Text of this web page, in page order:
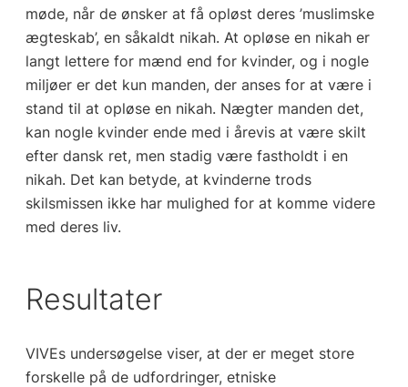
møde, når de ønsker at få opløst deres ’muslimske
ægteskab’, en såkaldt nikah. At opløse en nikah er
langt lettere for mænd end for kvinder, og i nogle
miljøer er det kun manden, der anses for at være i
stand til at opløse en nikah. Nægter manden det,
kan nogle kvinder ende med i årevis at være skilt
efter dansk ret, men stadig være fastholdt i en
nikah. Det kan betyde, at kvinderne trods
skilsmissen ikke har mulighed for at komme videre
med deres liv.
Resultater
VIVEs undersøgelse viser, at der er meget store
forskelle på de udfordringer, etniske